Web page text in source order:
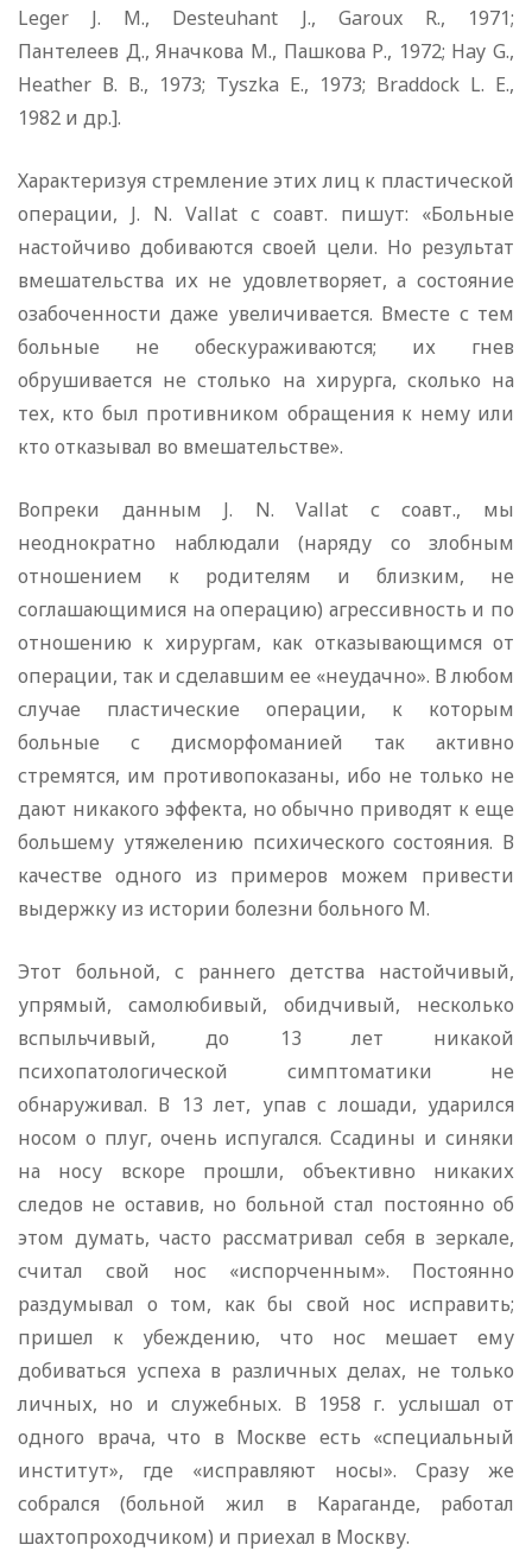
Leger J. M., Desteuhant J., Garoux R., 1971;
Пантелеев Д., Яначкова М., Пашкова Р., 1972; Hay G.,
Heather В. В., 1973; Tyszka E., 1973; Braddock L. E.,
1982 и др.].
Характеризуя стремление этих лиц к пластической
операции, J. N. Vallat с соавт. пишут: «Больные
настойчиво добиваются своей цели. Но результат
вмешательства их не удовлетворяет, а состояние
озабоченности даже увеличивается. Вместе с тем
больные не обескураживаются; их гнев
обрушивается не столько на хирурга, сколько на
тех, кто был противником обращения к нему или
кто отказывал во вмешательстве».
Вопреки данным J. N. Vallat с соавт., мы
неоднократно наблюдали (наряду со злобным
отношением к родителям и близким, не
соглашающимися на операцию) агрессивность и по
отношению к хирургам, как отказывающимся от
операции, так и сделавшим ее «неудачно». В любом
случае пластические операции, к которым
больные с дисморфоманией так активно
стремятся, им противопоказаны, ибо не только не
дают никакого эффекта, но обычно приводят к еще
большему утяжелению психического состояния. В
качестве одного из примеров можем привести
выдержку из истории болезни больного М.
Этот больной, с раннего детства настойчивый,
упрямый, самолюбивый, обидчивый, несколько
вспыльчивый, до 13 лет никакой
психопатологической симптоматики не
обнаруживал. В 13 лет, упав с лошади, ударился
носом о плуг, очень испугался. Ссадины и синяки
на носу вскоре прошли, объективно никаких
следов не оставив, но больной стал постоянно об
этом думать, часто рассматривал себя в зеркале,
считал свой нос «испорченным». Постоянно
раздумывал о том, как бы свой нос исправить;
пришел к убеждению, что нос мешает ему
добиваться успеха в различных делах, не только
личных, но и служебных. В 1958 г. услышал от
одного врача, что в Москве есть «специальный
институт», где «исправляют носы». Сразу же
собрался (больной жил в Караганде, работал
шахтопроходчиком) и приехал в Москву.